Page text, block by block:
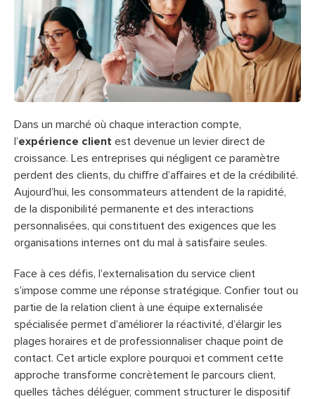
Dans un marché où chaque interaction compte,
l’expérience client est devenue un levier direct de
croissance. Les entreprises qui négligent ce paramètre
perdent des clients, du chiffre d’affaires et de la crédibilité.
Aujourd’hui, les consommateurs attendent de la rapidité,
de la disponibilité permanente et des interactions
personnalisées, qui constituent des exigences que les
organisations internes ont du mal à satisfaire seules.
Face à ces défis, l’externalisation du service client
s’impose comme une réponse stratégique. Confier tout ou
partie de la relation client à une équipe externalisée
spécialisée permet d’améliorer la réactivité, d’élargir les
plages horaires et de professionnaliser chaque point de
contact. Cet article explore pourquoi et comment cette
approche transforme concrètement le parcours client,
quelles tâches déléguer, comment structurer le dispositif